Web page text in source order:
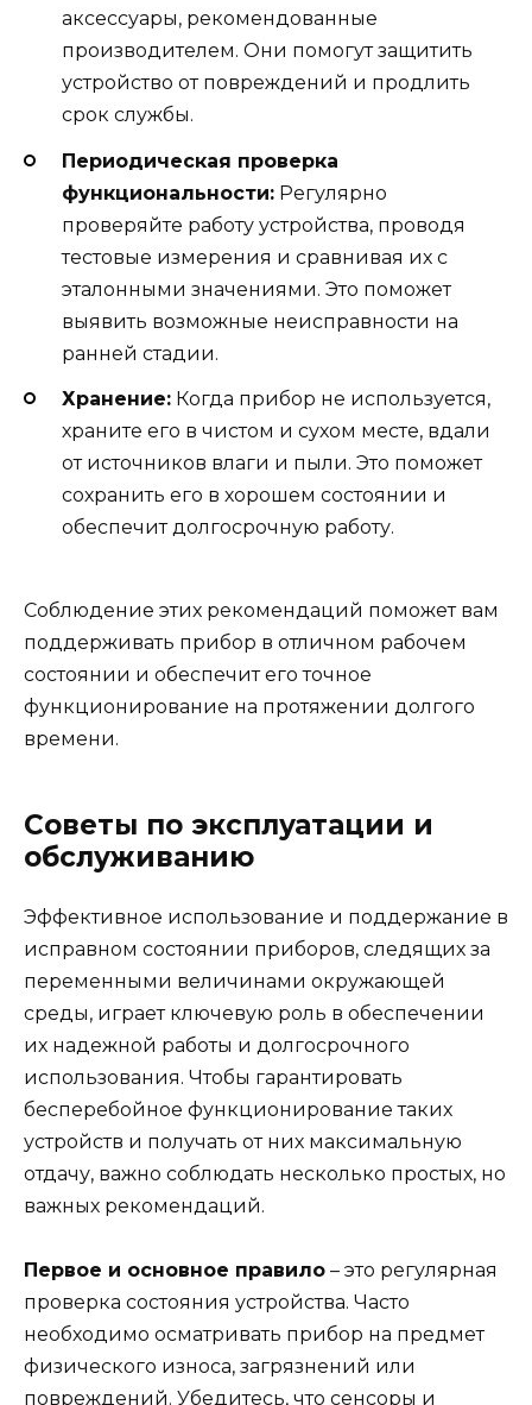
аксессуары, рекомендованные
производителем. Они помогут защитить
устройство от повреждений и продлить
срок службы.
Периодическая проверка
функциональности: Регулярно
проверяйте работу устройства, проводя
тестовые измерения и сравнивая их с
эталонными значениями. Это поможет
выявить возможные неисправности на
ранней стадии.
Хранение: Когда прибор не используется,
храните его в чистом и сухом месте, вдали
от источников влаги и пыли. Это поможет
сохранить его в хорошем состоянии и
обеспечит долгосрочную работу.
Соблюдение этих рекомендаций поможет вам
поддерживать прибор в отличном рабочем
состоянии и обеспечит его точное
функционирование на протяжении долгого
времени.
Советы по эксплуатации и
обслуживанию
Эффективное использование и поддержание в
исправном состоянии приборов, следящих за
переменными величинами окружающей
среды, играет ключевую роль в обеспечении
их надежной работы и долгосрочного
использования. Чтобы гарантировать
бесперебойное функционирование таких
устройств и получать от них максимальную
отдачу, важно соблюдать несколько простых, но
важных рекомендаций.
Первое и основное правило – это регулярная
проверка состояния устройства. Часто
необходимо осматривать прибор на предмет
физического износа, загрязнений или
повреждений. Убедитесь, что сенсоры и